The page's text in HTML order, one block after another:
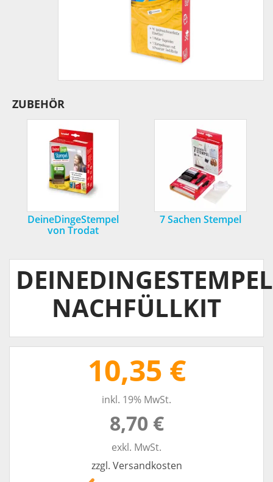
ZUBEHÖR
DeineDingeStempel
von Trodat
7 Sachen Stempel
DEINEDINGESTEMPEL
NACHFÜLLKIT
10,35 €
inkl. 19% MwSt.
8,70 €
exkl. MwSt.
zzgl. Versandkosten